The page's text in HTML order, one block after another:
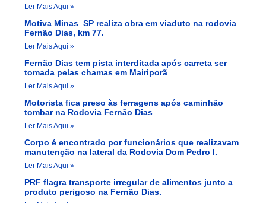
Ler Mais Aqui »
Motiva Minas_SP realiza obra em viaduto na rodovia
Fernão Dias, km 77.
Ler Mais Aqui »
Fernão Dias tem pista interditada após carreta ser
tomada pelas chamas em Mairiporã
Ler Mais Aqui »
Motorista fica preso às ferragens após caminhão
tombar na Rodovia Fernão Dias
Ler Mais Aqui »
Corpo é encontrado por funcionários que realizavam
manutenção na lateral da Rodovia Dom Pedro I.
Ler Mais Aqui »
PRF flagra transporte irregular de alimentos junto a
produto perigoso na Fernão Dias.